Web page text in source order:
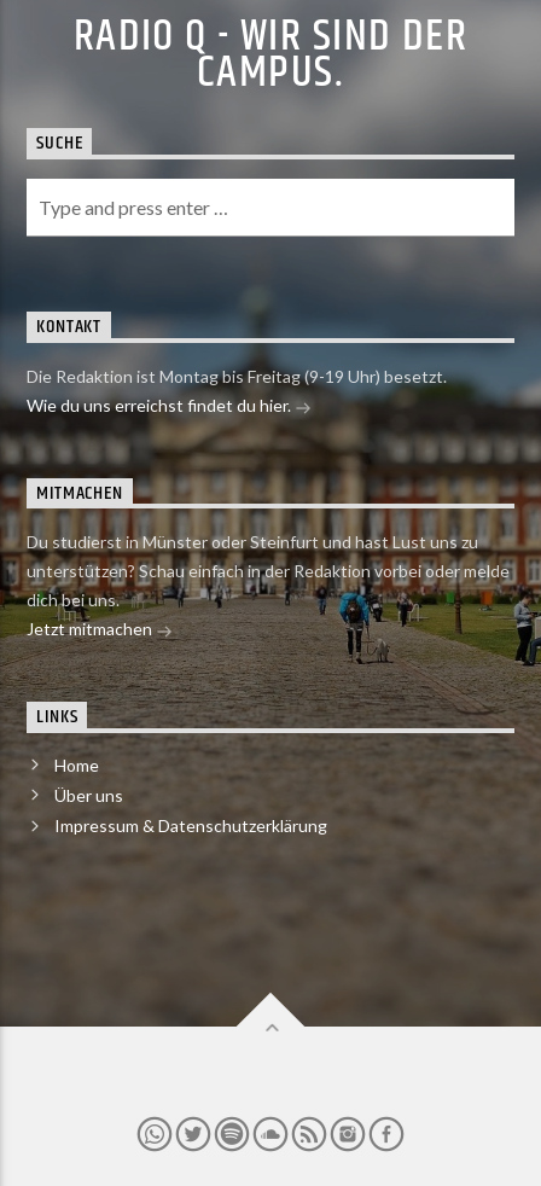
RADIO Q - WIR SIND DER
CAMPUS.
SUCHE
KONTAKT
Die Redaktion ist Montag bis Freitag (9-19 Uhr) besetzt.
Wie du uns erreichst findet du hier.
MITMACHEN
Du studierst in Münster oder Steinfurt und hast Lust uns zu
unterstützen? Schau einfach in der Redaktion vorbei oder melde
dich bei uns.
Jetzt mitmachen
LINKS
Home
Über uns
Impressum & Datenschutzerklärung